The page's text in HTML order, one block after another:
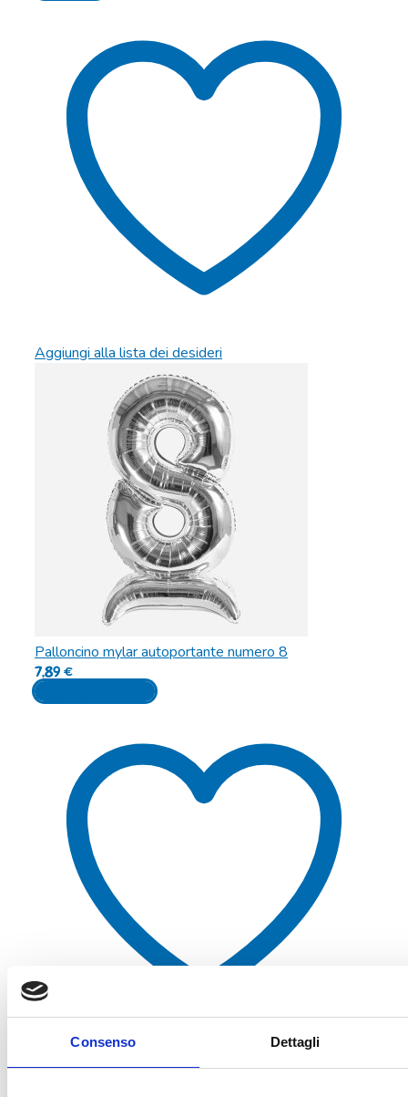
Consenso Dettagli
Aggiungi alla lista dei desideri
Palloncino mylar autoportante numero 8
7,89€
Aggiungi al carrello